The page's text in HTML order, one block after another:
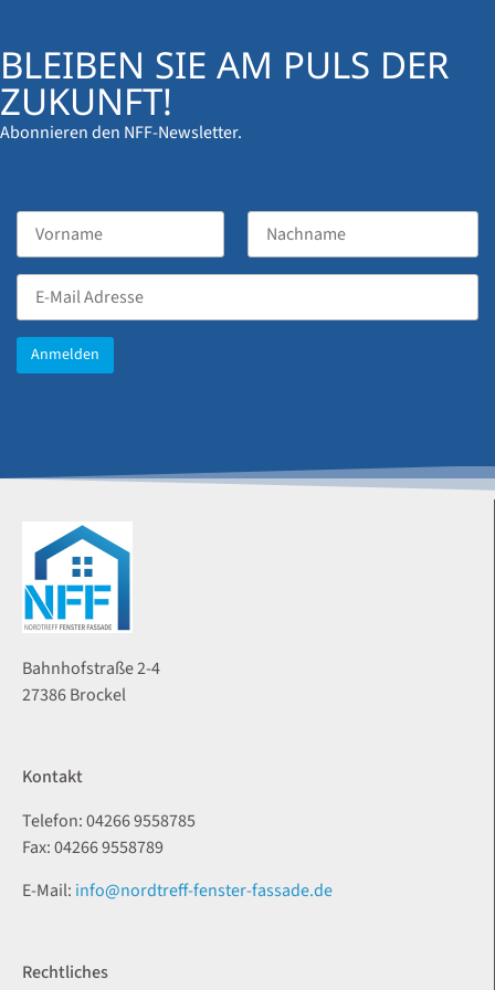
BLEIBEN SIE AM PULS DER
ZUKUNFT!
Abonnieren den NFF-Newsletter.
Bahnhofstraße 2-4
27386 Brockel
Kontakt
Telefon: 04266 9558785
Fax: 04266 9558789
E-Mail: info@nordtreff-fenster-fassade.de
Rechtliches